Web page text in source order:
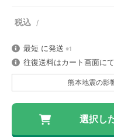
最短 に発送 ※1
往復送料はカート画面に
熊本地震の影